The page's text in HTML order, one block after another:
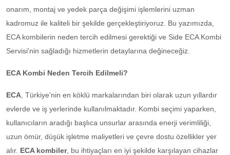
onarım, montaj ve yedek parça değişimi işlemlerini uzman
kadromuz ile kaliteli bir şekilde gerçekleştiriyoruz. Bu yazımızda,
ECA kombilerin neden tercih edilmesi gerektiği ve Side ECA Kombi
Servisi'nin sağladığı hizmetlerin detaylarına değineceğiz.
ECA Kombi Neden Tercih Edilmeli?
ECA , Türkiye'nin en köklü markalarından biri olarak uzun yıllardır
evlerde ve iş yerlerinde kullanılmaktadır. Kombi seçimi yaparken,
kullanıcıların aradığı başlıca unsurlar arasında enerji verimliliği,
uzun ömür, düşük işletme maliyetleri ve çevre dostu özellikler yer
alır. ECA kombiler, bu ihtiyaçları en iyi şekilde karşılayan cihazlar